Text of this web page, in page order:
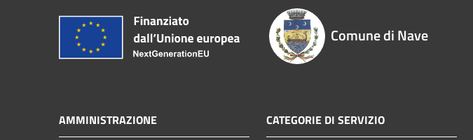
Comune di Nave
AMMINISTRAZIONE CATEGORIE DI SERVIZIO